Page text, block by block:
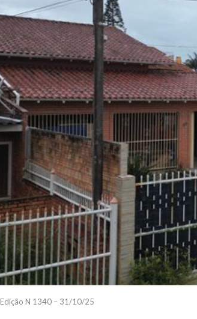
Edição N 1340 – 31/10/25